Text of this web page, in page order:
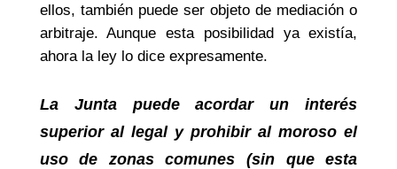
ellos, también puede ser objeto de mediación o
arbitraje. Aunque esta posibilidad ya existía,
ahora la ley lo dice expresamente.
La Junta puede acordar un interés
superior al legal y prohibir al moroso el
uso de zonas comunes (sin que esta